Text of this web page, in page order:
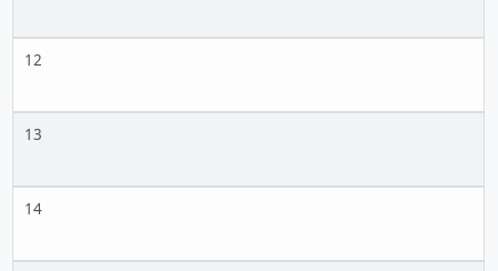
12
13
14